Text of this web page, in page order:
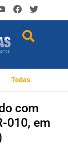
Todas
com
010, em